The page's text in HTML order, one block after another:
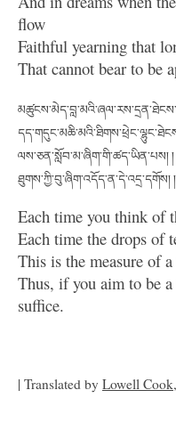
flow
Faithful yearning that
That cannot bear to be
ལས་ཅན་སློབ་མ་ཞིག་གི་ཚད་ཡིན་པས། །
ཐུགས་ཀྱི་བུ་ཞིག་འདོད་ན་དེ་འདྲ་དགོས། །
Each time you think of
Each time the drops of
This is the measure of
Thus, if you aim to be
suffice.
| Translated by Lowell Cook